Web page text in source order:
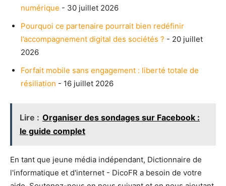
numérique - 30 juillet 2026
Pourquoi ce partenaire pourrait bien redéfinir
l’accompagnement digital des sociétés ? - 20 juillet
2026
Forfait mobile sans engagement : liberté totale de
résiliation - 16 juillet 2026
Lire : Organiser des sondages sur Facebook :
le guide complet
En tant que jeune média indépendant, Dictionnaire de
l'informatique et d'internet - DicoFR a besoin de votre